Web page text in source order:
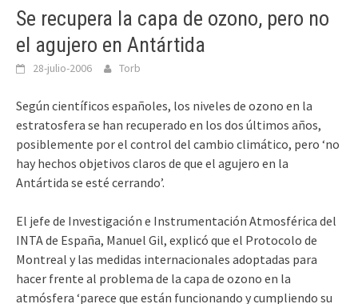
Se recupera la capa de ozono, pero no
el agujero en Antártida
28-julio-2006 Torb
Según científicos españoles, los niveles de ozono en la
estratosfera se han recuperado en los dos últimos años,
posiblemente por el control del cambio climático, pero ‘no
hay hechos objetivos claros de que el agujero en la
Antártida se esté cerrando’.
El jefe de Investigación e Instrumentación Atmosférica del
INTA de España, Manuel Gil, explicó que el Protocolo de
Montreal y las medidas internacionales adoptadas para
hacer frente al problema de la capa de ozono en la
atmósfera ‘parece que están funcionando y cumpliendo su